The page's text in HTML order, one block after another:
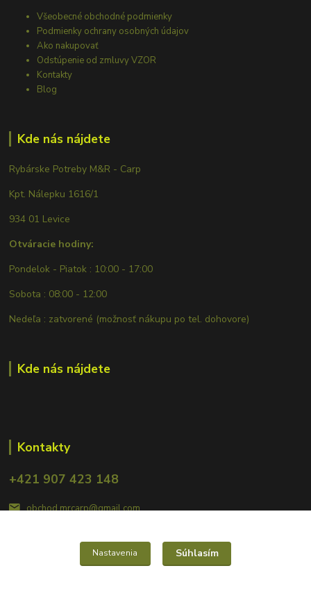
Všeobecné obchodné podmienky
Podmienky ochrany osobných údajov
Ako nakupovať
Odstúpenie od zmluvy VZOR
Kontakty
Blog
Kde nás nájdete
Rybárske Potreby M&R - Carp
Kpt. Nálepku 1616/1
934 01 Levice
Otváracie hodiny:
Pondelok - Piatok : 10:00 - 17:00
Sobota : 08:00 - 12:00
Nedeľa : zatvorené (možnosť nákupu po tel. dohovore)
Kde nás nájdete
Kontakty
+421 907 423 148
obchod.mrcarp@gmail.com
Nastavenia Súhlasím